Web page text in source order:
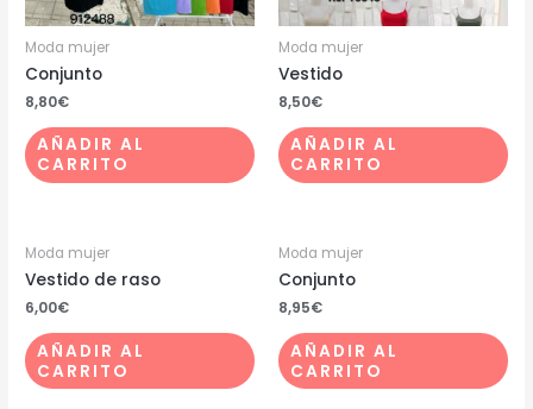
Moda mujer
Conjunto
8,80€
AÑADIR AL
CARRITO
Moda mujer
Vestido
8,50€
AÑADIR AL
CARRITO
Moda mujer
Vestido de raso
6,00€
AÑADIR AL
CARRITO
Moda mujer
Conjunto
8,95€
AÑADIR AL
CARRITO